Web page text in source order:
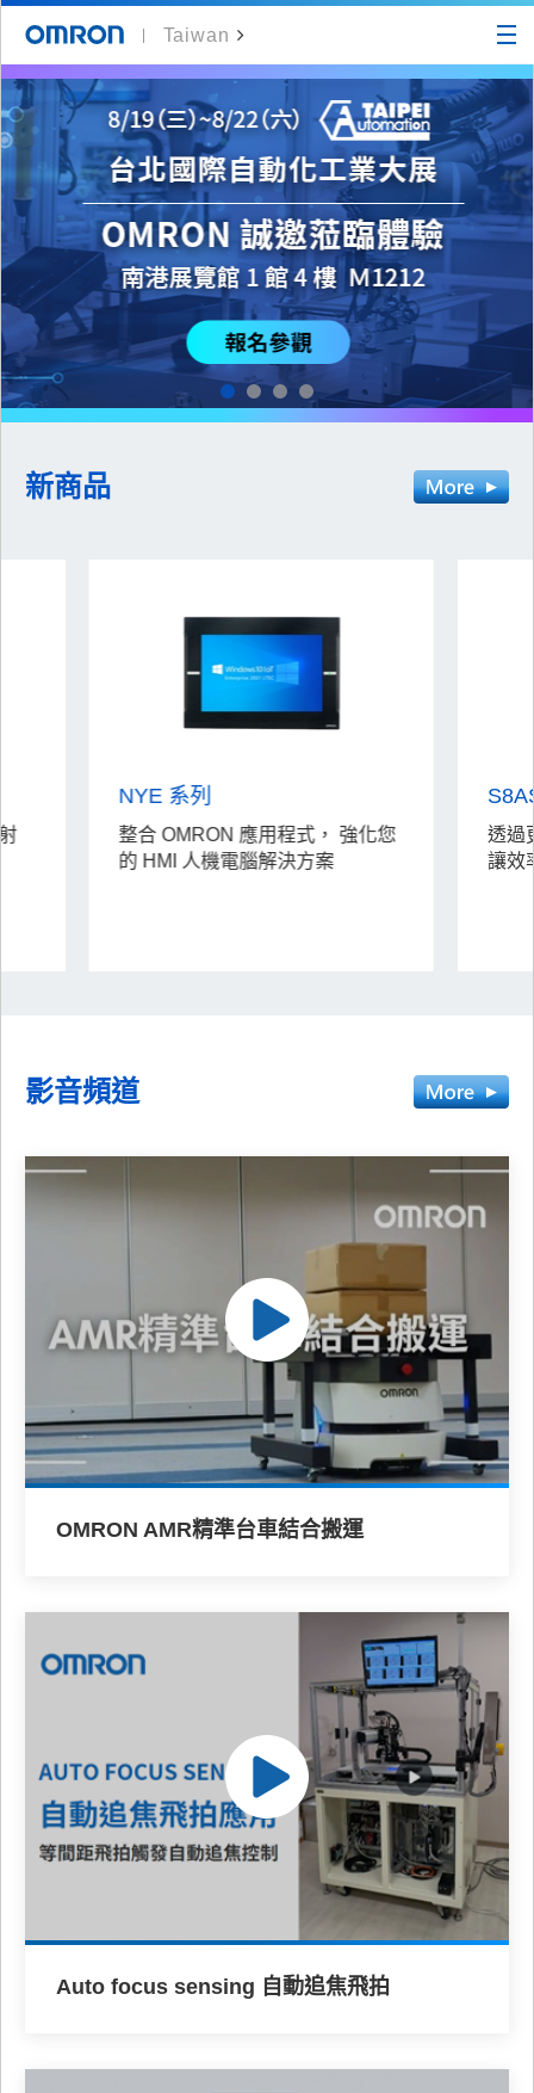
Taiwan
新商品
NYE 系列
整合 OMRON 應用程式， 強化您
的 HMI 人機電腦解決方案
透過
讓效
影音頻道
OMRON AMR精準台車結合搬運
Auto focus sensing 自動追焦飛拍